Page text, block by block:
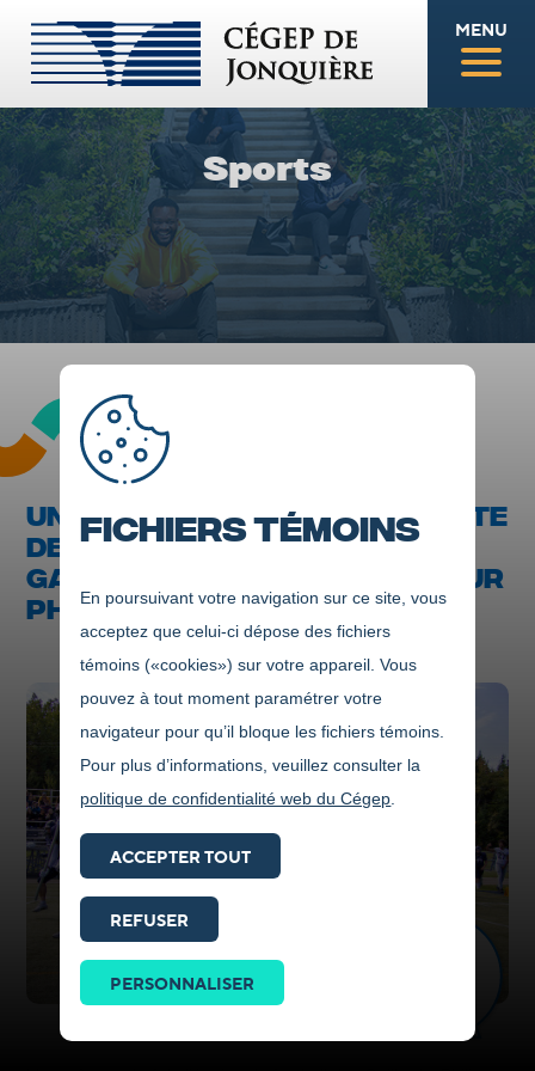
Fichiers témoins
En poursuivant votre navigation sur ce site, vous
acceptez que celui-ci dépose des fichiers
témoins («cookies») sur votre appareil. Vous
pouvez à tout moment paramétrer votre
navigateur pour qu’il bloque les fichiers témoins.
Pour plus d’informations, veuillez consulter la
politique de confidentialité web du Cégep
ACCEPTER TOUT
REFUSER
PERSONNALISER
MENU
Sports
UNE DERNIÈRE SAISON À LA TÊTE
DE L'ÉQUIPE DE FOOTBALL DES
GAILLARDS POUR L'ENTRAÎNEUR
PHILIPPE LEDUC